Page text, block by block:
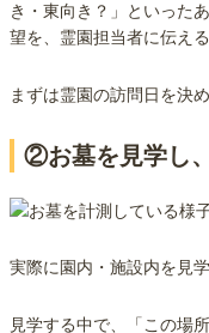
き・東向き？」といった
望を、霊園担当者に伝え
まずは霊園の訪問日を決
②お墓を見学し
実際に園内・施設内を見学
見学する中で、「この場